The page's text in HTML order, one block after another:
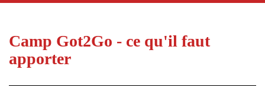
Camp Got2Go - ce qu'il faut
apporter